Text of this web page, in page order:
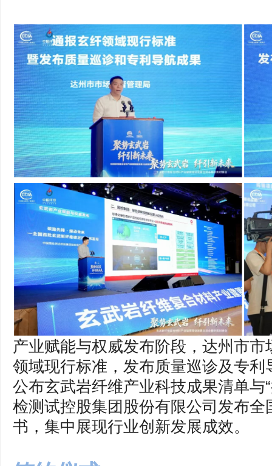
产业赋能与权威发布阶段，达州市
领域现行标准，发布质量巡诊及专
公布玄武岩纤维产业科技成果清单与
检测试控股集团股份有限公司发布
书，集中展现行业创新发展成效。